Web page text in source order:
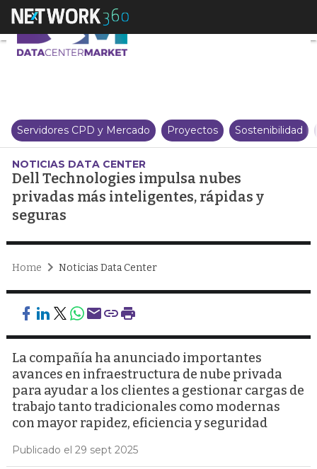
Dell Technologies impulsa
Servidores CPD y Mercado Proyectos Sostenibilidad
NOTICIAS DATA CENTER
Dell Technologies impulsa nubes
privadas más inteligentes, rápidas y
seguras
Home Noticias Data Center
La compañía ha anunciado importantes
avances en infraestructura de nube privada
para ayudar a los clientes a gestionar cargas de
trabajo tanto tradicionales como modernas
con mayor rapidez, eficiencia y seguridad
Publicado el 29 sept 2025